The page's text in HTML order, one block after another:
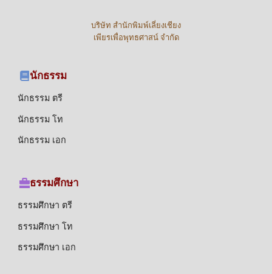
บริษัท สำนักพิมพ์เลี่ยงเชียง
เพียรเพื่อพุทธศาสน์ จำกัด
นักธรรม
นักธรรม ตรี
นักธรรม โท
นักธรรม เอก
ธรรมศึกษา
ธรรมศึกษา ตรี
ธรรมศึกษา โท
ธรรมศึกษา เอก